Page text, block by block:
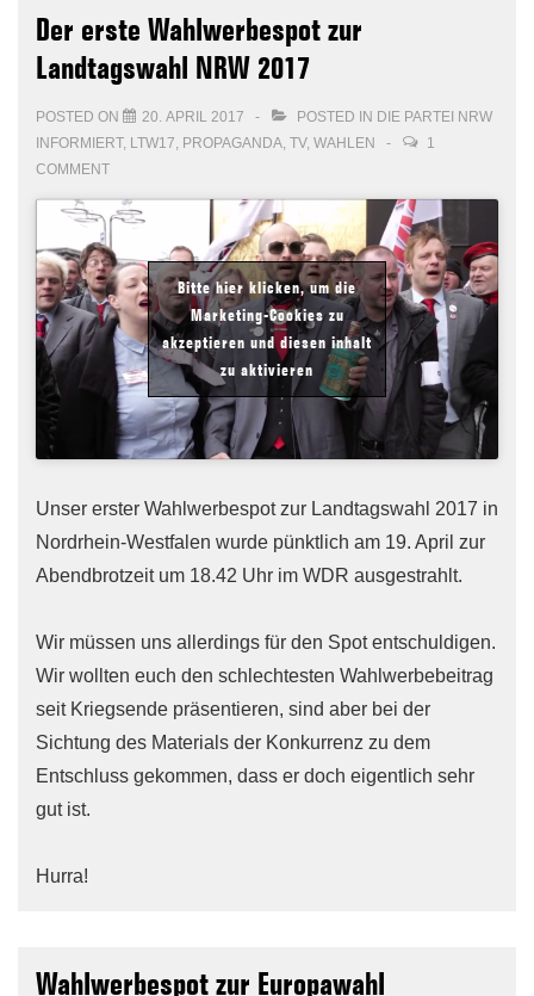
Der erste Wahlwerbespot zur
Landtagswahl NRW 2017
POSTED ON 20. APRIL 2017 POSTED IN DIE PARTEI NRW
INFORMIERT, LTW17 PROPAGANDA TV, WAHLEN
1
COMMENT
Bitte hier klicken, um die
Marketing-Cookies zu
akzeptieren und diesen inhalt
zu aktivieren
Unser erster Wahlwerbespot zur Landtagswahl 2017 in
Nordrhein-Westfalen wurde pünktlich am 19. April zur
Abendbrotzeit um 18.42 Uhr im WDR ausgestrahlt.
Wir müssen uns allerdings für den Spot entschuldigen.
Wir wollten euch den schlechtesten Wahlwerbebeitrag
seit Kriegsende präsentieren, sind aber bei der
Sichtung des Materials der Konkurrenz zu dem
Entschluss gekommen, dass er doch eigentlich sehr
gut ist.
Hurra!
Wahlwerbespot zur Europawahl